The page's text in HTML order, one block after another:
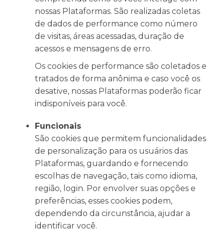
nossas Plataformas. São realizadas coletas
de dados de performance como número
de visitas, áreas acessadas, duração de
acessos e mensagens de erro.
Os cookies de performance são coletados e
tratados de forma anônima e caso você os
desative, nossas Plataformas poderão ficar
indisponíveis para você.
Funcionais
São cookies que permitem funcionalidades
de personalização para os usuários das
Plataformas, guardando e fornecendo
escolhas de navegação, tais como idioma,
região, login. Por envolver suas opções e
preferências, esses cookies podem,
dependendo da circunstância, ajudar a
identificar você.